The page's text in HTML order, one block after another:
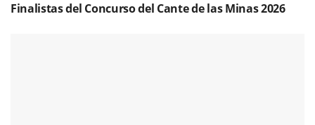
Finalistas del Concurso del Cante de las Minas 2026